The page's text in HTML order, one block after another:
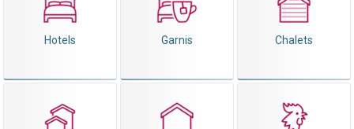
Hotels Garnis Chalets